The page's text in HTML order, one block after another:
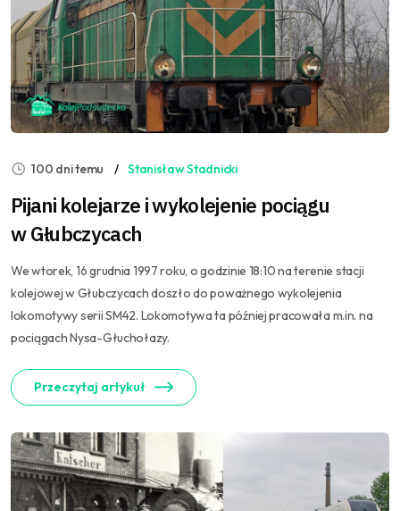
100 dni temu Stanisław Stadnicki
Pijani kolejarze i wykolejenie pociągu
w Głubczycach
We wtorek, 16 grudnia 1997 roku, o godzinie 18:10 na terenie stacji
kolejowej w Głubczycach doszło do poważnego wykolejenia
lokomotywy serii SM42. Lokomotywa ta później pracowała m.in. na
pociągach Nysa-Głuchołazy.
Przeczytaj artykuł